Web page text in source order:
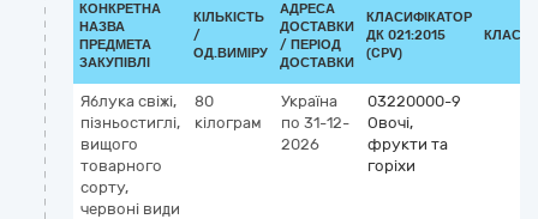
КОНКРЕТНА
НАЗВА
ПРЕДМЕТА
ЗАКУПІВЛІ
КІЛЬКІСТЬ
/
ОД.ВИМІРУ
АДРЕСА
ДОСТАВКИ
/ ПЕРІОД
ДОСТАВКИ
КЛАСИФІКАТОР
ДК 021:2015
(CPV)
Яблука свіжі,
пізньостиглі,
вищого
товарного
сорту,
червоні види
80
кілограм
Україна
по 31-12-
2026
03220000-9
Овочі,
фрукти та
горіхи